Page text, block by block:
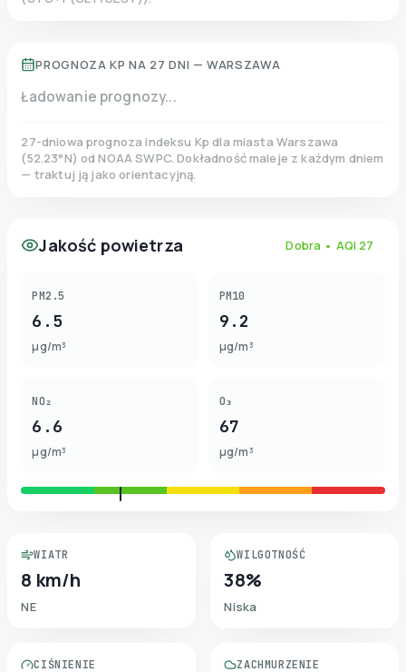
PROGNOZA KP NA 27 DNI — WARSZAWA
Ładowanie prognozy...
27-dniowa prognoza indeksu Kp dla miasta Warszawa
(52.23°N)od NOAA SWPC. Dokładność maleje z każdym dniem
— traktuj ją jako orientacyjną.
Jakość powietrza Dobra • AQI 27
PM2.5
6.5
µg/m³
PM10
9.2
µg/m³
NO₂
6.6
µg/m³
O₃
67
µg/m³
WIATR
8 km/h
NE
WILGOTNOŚĆ
38%
Niska
CIŚNIENIE ZACHMURZENIE